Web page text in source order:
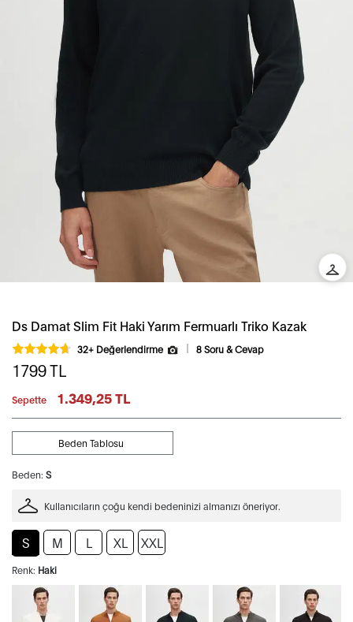
Ds Damat Slim Fit Haki Yarım Fermuarlı Triko Kazak
32+ Değerlendirme 8 Soru & Cevap
1799TL
Sepette 1.349,25 TL
Beden: S
Beden Tablosu
Kullanıcıların çoğu kendi bedeninizi almanızı öneriyor.
S M L XL XXL
Renk: Haki